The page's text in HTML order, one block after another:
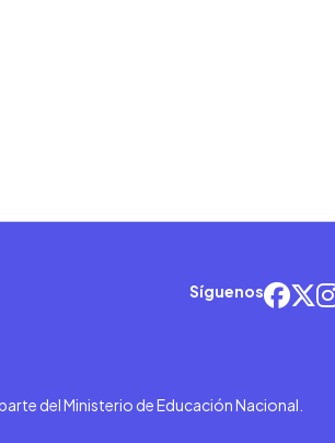
Síguenos
del Ministerio de Educación Nacional.